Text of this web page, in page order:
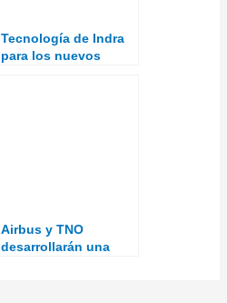
Tecnología de Indra
para los nuevos
Airbus y TNO
desarrollarán una